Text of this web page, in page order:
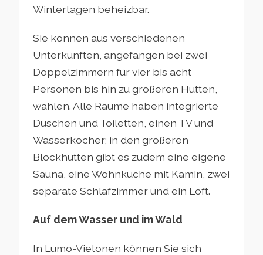
Wintertagen beheizbar.
Sie können aus verschiedenen
Unterkünften, angefangen bei zwei
Doppelzimmern für vier bis acht
Personen bis hin zu größeren Hütten,
wählen. Alle Räume haben integrierte
Duschen und Toiletten, einen TV und
Wasserkocher; in den größeren
Blockhütten gibt es zudem eine eigene
Sauna, eine Wohnküche mit Kamin, zwei
separate Schlafzimmer und ein Loft.
Auf dem Wasser und im Wald
In Lumo-Vietonen können Sie sich